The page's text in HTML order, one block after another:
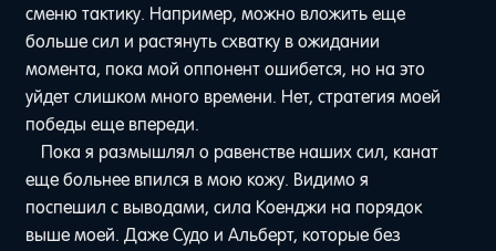
сменю тактику. Например, можно вложить еще
больше сил и растянуть схватку в ожидании
момента, пока мой оппонент ошибется, но на это
уйдет слишком много времени. Нет, стратегия моей
победы еще впереди.
Пока я размышлял о равенстве наших сил, канат
еще больнее впился в мою кожу. Видимо я
поспешил с выводами, сила Коенджи на порядок
выше моей. Даже Судо и Альберт, которые без